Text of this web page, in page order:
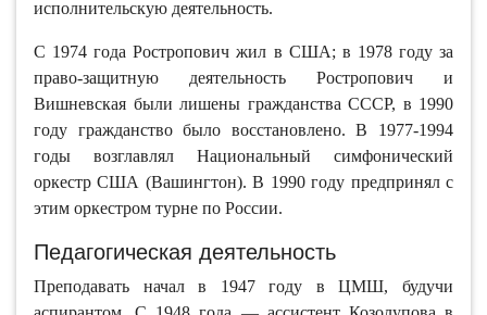
исполнительскую деятельность.
С 1974 года Ростропович жил в США; в 1978 году за
право-защитную деятельность Ростропович и
Вишневская были лишены гражданства СССР, в 1990
году гражданство было восстановлено. В 1977-1994
годы возглавлял Национальный симфонический
оркестр США (Вашингтон). В 1990 году предпринял с
этим оркестром турне по России.
Педагогическая деятельность
Преподавать начал в 1947 году в ЦМШ, будучи